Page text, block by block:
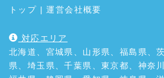
トップ |運営会社概要
対応エリア
北海道、宮城県、山形県、福島県、
県、埼玉県、千葉県、東京都、神奈